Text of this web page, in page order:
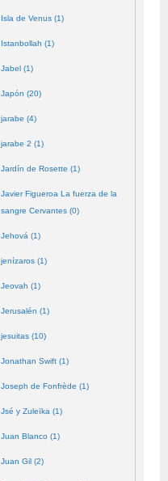
Isla de Venus (1)
Istanbollah (1)
Jabel (1)
Japón (20)
jarabe (4)
jarabe 2 (1)
Jardín de Rosette (1)
Javier Figueroa La fuerza de la
sangre Cervantes (0)
Jehová (1)
jenízaros (1)
Jeovah (1)
Jerusalén (1)
jesuitas (10)
Jonathan Swift (1)
Joseph de Fonfrède (1)
Jsé y Zuleïka (1)
Juan Blanco (1)
Juan Gil (2)